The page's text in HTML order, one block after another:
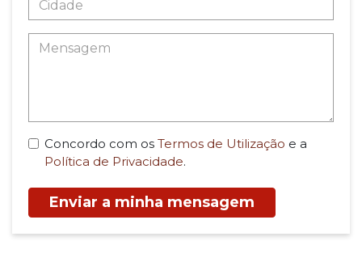
Concordo com os Termos de Utilização e a
Política de Privacidade.
Enviar a minha mensagem